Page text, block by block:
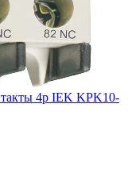
4р IEK KPK10-